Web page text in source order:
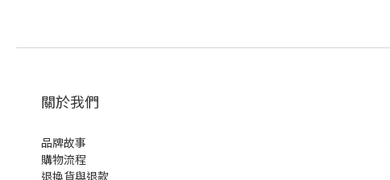
關於我們
品牌故事
購物流程
退換貨與退款